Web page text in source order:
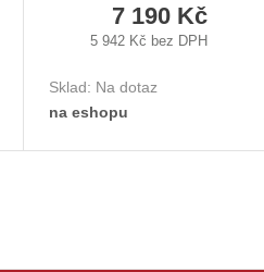
7 190 Kč
5 942 Kč bez DPH
Sklad: Na dotaz
na eshopu